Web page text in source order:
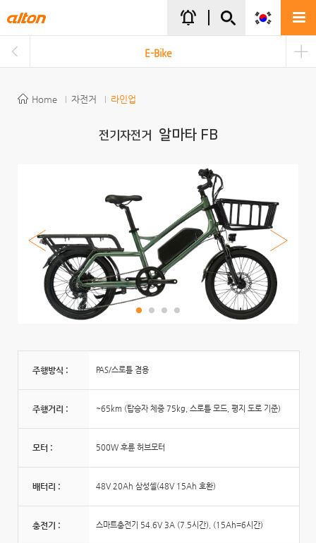
notifications_active
E-Bike
Home 자전거 라인업
전기자전거 알마타 FB
주행방식 : PAS/스로틀 겸용
주행거리 : ~65km (탑승자 체중 75kg, 스로틀 모드, 평지 도로 기준)
모터 : 500W 후륜 허브모터
배터리 : 48V 20Ah 삼성셀(48V 15Ah 호환)
충전기 : 스마트충전기 54.6V 3A (7.5시간), (15Ah=6시간)